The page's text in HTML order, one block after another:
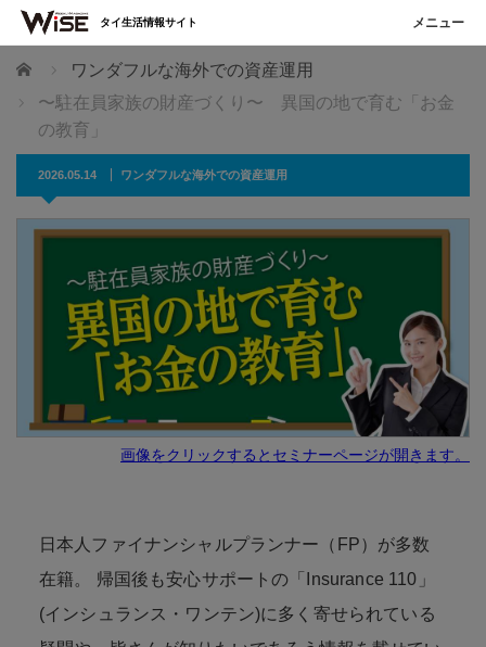
ホーム
ワンダフルな海外での資産運用
〜駐在員家族の財産づくり〜 異国の地で育む「お金
の教育」
2026.05.14 ワンダフルな海外での資産運用
画像をクリックするとセミナーページが開きます。
日本人ファイナンシャルプランナー（FP）が多数
在籍。 帰国後も安心サポートの「Insurance 110」
(インシュランス・ワンテン)に多く寄せられている
タイ生活情報サイト